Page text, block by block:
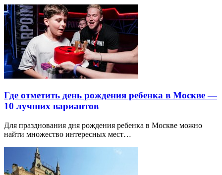
Где отметить день рождения ребенка в Москве —
10 лучших вариантов
Для празднования дня рождения ребенка в Москве можно
найти множество интересных мест…